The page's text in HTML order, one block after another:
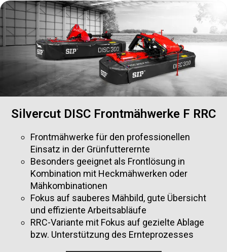
Silvercut DISC Frontmähwerke F RRC
Frontmähwerke für den professionellen
Einsatz in der Grünfutterernte
Besonders geeignet als Frontlösung in
Kombination mit Heckmähwerken oder
Mähkombinationen
Fokus auf sauberes Mähbild, gute Übersicht
und effiziente Arbeitsabläufe
RRC-Variante mit Fokus auf gezielte Ablage
bzw. Unterstützung des Ernteprozesses